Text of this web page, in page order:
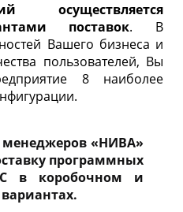
осуществляется
поставок. В
Вашего бизнеса и
пользователей, Вы
8 наиболее
«НИВА»
программных
в коробочном и